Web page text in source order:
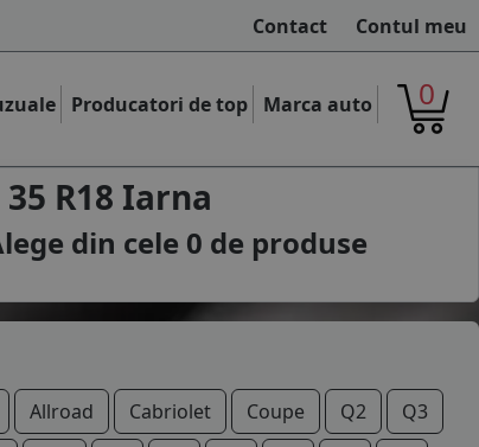
Contact Contul meu
Producatori de top Marca auto 0
R18 Iarna
din cele 0 de produse
Allroad Cabriolet Coupe Q2
Q3